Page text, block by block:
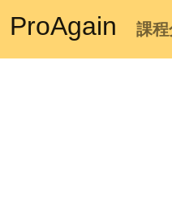
ProAgain 課